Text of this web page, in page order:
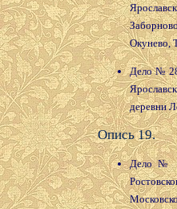
Окунево,
Дело №
деревни
Опись 19.
Дело №